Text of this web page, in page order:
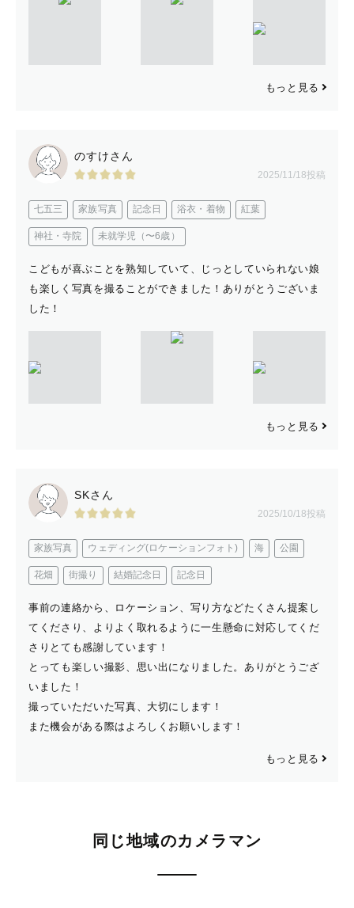
もっと見る
のすけさん
2025/11/18投稿
七五三 家族写真 記念日 浴衣・着物 紅葉
神社・寺院 未就学児（〜6歳）
こどもが喜ぶことを熟知していて、じっとしていられない娘
も楽しく写真を撮ることができました！ありがとうございま
した！
もっと見る
SKさん
2025/10/18投稿
家族写真 ウェディング(ロケーションフォト) 海 公園
花畑 街撮り 結婚記念日 記念日
事前の連絡から、ロケーション、写り方などたくさん提案し
てくださり、よりよく取れるように一生懸命に対応してくだ
さりとても感謝しています！
とっても楽しい撮影、思い出になりました。ありがとうござ
いました！
撮っていただいた写真、大切にします！
また機会がある際はよろしくお願いします！
もっと見る
同じ地域のカメラマン